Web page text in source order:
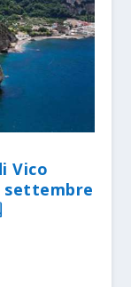
Vico
settembre